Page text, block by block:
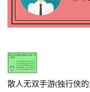
散人无双手游(独行侠